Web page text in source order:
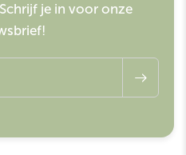
je in voor onze